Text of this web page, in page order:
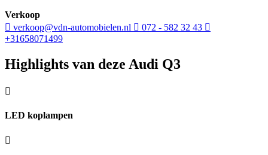
Verkoop
verkoop@vdn-automobielen.nl
072 - 582 32 43
+31658071499
Highlights van deze Audi Q3
LED koplampen